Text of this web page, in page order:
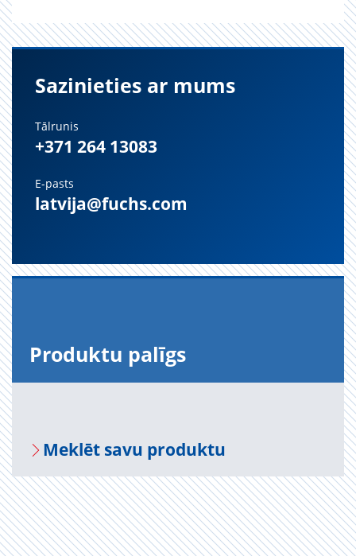
Sazinieties ar mums
Tālrunis
+371 264 13083
E-pasts
latvija@fuchs.com
Pro­duktu pa­līgs
Mek­lēt savu pro­duktu